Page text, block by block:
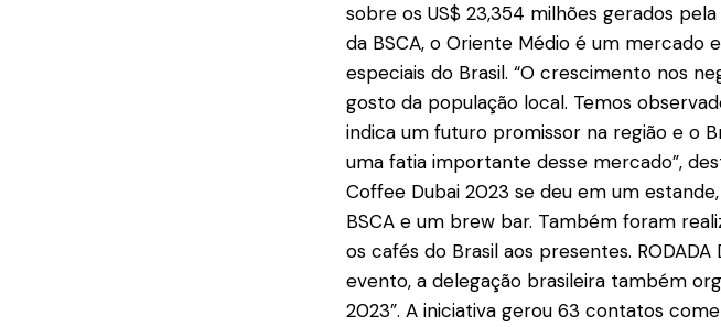
sobre os US$ 23,354 milhões gerados
da BSCA, o Oriente Médio é um
especiais do Brasil. “O crescimento nos
gosto da população local. Temos
indica um futuro promissor na região e o
uma fatia importante desse mercado”,
Coffee Dubai 2023 se deu em um
BSCA e um brew bar. Também foram
os cafés do Brasil aos presentes.
evento, a delegação brasileira também
2023”. A iniciativa gerou 63 contatos